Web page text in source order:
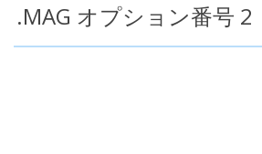
.MAG オプション番号 2